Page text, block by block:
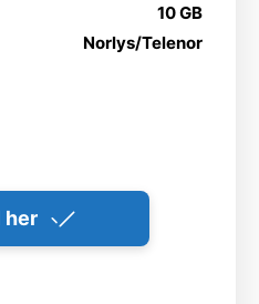
10 GB
Norlys/Telenor
her